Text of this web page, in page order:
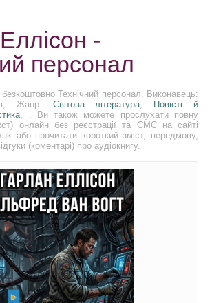
-
персонал
Технічний персонал. Виконавець:
Жанр: Світова література,
Повісті й
, . Ви також можете прослухати повну
онлайн без реєстрації та СМС на сайті
або прочитати короткий зміст, передмову,
(коментарі) про аудіокнигу.